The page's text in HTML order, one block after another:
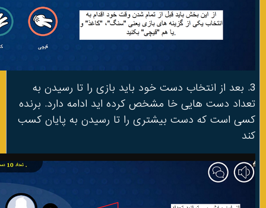
3. بعد از انتخاب دست خود باید بازی را تا رسیدن به
تعداد دست هایی خا مشخص کرده اید ادامه دارد. برنده
کسی است که دست بیشتری را تا رسیدن به پایان کسب
کند